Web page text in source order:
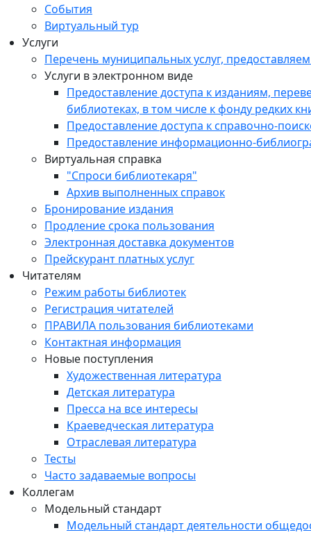
События
Виртуальный тур
Услуги
Перечень муниципальных услуг,
Услуги в электронном виде
Предоставление доступа к изданиям,
библиотеках, в том числе к фонду редких
Предоставление доступа к справочно-
Предоставление информационно-
Виртуальная справка
"Спроси библиотекаря"
Архив выполненных справок
Бронирование издания
Продление срока пользования
Электронная доставка документов
Прейскурант платных услуг
Читателям
Режим работы библиотек
Регистрация читателей
ПРАВИЛА пользования библиотеками
Контактная информация
Новые поступления
Художественная литература
Детская литература
Пресса на все интересы
Краеведческая литература
Отраслевая литература
Тесты
Часто задаваемые вопросы
Коллегам
Модельный стандарт
Модельный стандарт деятельности